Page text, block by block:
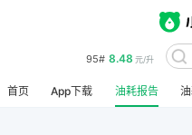
95# 8.48 元/升
首页 App下载 油耗报告